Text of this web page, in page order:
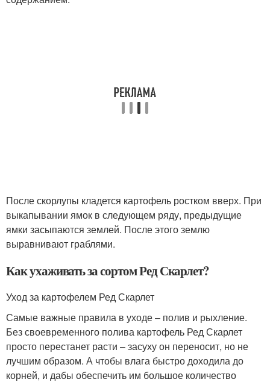
После скорлупы кладется картофель ростком вверх. При
выкапывании ямок в следующем ряду, предыдущие
ямки засыпаются землей. После этого землю
выравнивают граблями.
Как ухаживать за сортом Ред Скарлет?
Уход за картофелем Ред Скарлет
Самые важные правила в уходе – полив и рыхление.
Без своевременного полива картофель Ред Скарлет
просто перестанет расти – засуху он переносит, но не
лучшим образом. А чтобы влага быстро доходила до
корней, и дабы обеспечить им большое количество